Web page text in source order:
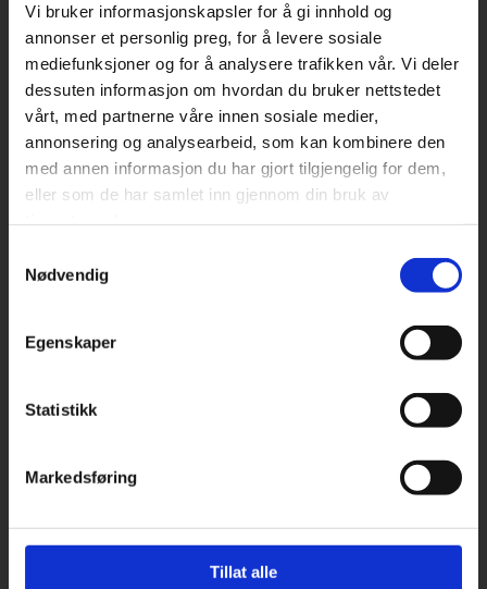
Vi bruker informasjonskapsler for å gi innhold og
annonser et personlig preg, for å levere sosiale
mediefunksjoner og for å analysere trafikken vår. Vi deler
dessuten informasjon om hvordan du bruker nettstedet
vårt, med partnerne våre innen sosiale medier,
annonsering og analysearbeid, som kan kombinere den
med annen informasjon du har gjort tilgjengelig for dem,
eller som de har samlet inn gjennom din bruk av
Nødvendig
Egenskaper
Statistikk
Markedsføring
Tillat alle
Jonny Larsen Rørleggerbedrift AS
Gml Riksv 177
3058 Solbergmoen
Org. nr. NO 980 169 421 MVA
Kontakt oss
 +47 91 31 25 46
 rune@jonnylarsen.no
Et nettverk av rørleggerbedrifter
> Service på VVS-utstyr
> Rehabilitering av baderom
> Modernisering
> Nybygg og restaurering